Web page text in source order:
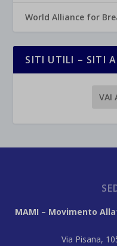
World Alliance for
SITI UTILI – SITI
VAI
MAMI – Movimento
Via Pisana,